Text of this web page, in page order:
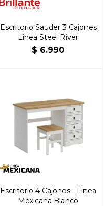
Escritorio Sauder 3 Cajones
Linea Steel River
$ 6.990
Escritorio 4 Cajones - Linea
Mexicana Blanco